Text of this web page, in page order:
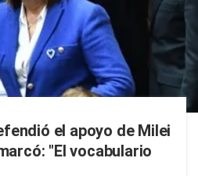
el apoyo de Milei
"El vocabulario